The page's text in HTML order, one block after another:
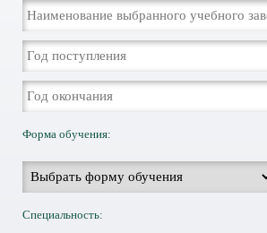
Форма обучения:
Специальность: